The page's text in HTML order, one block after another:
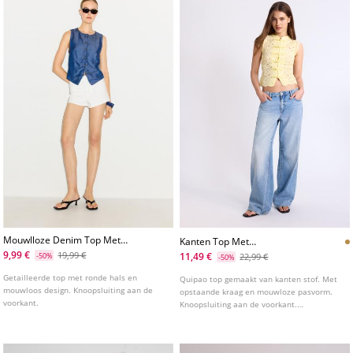
Mouwlloze Denim Top Met
Knopen
9,99 € -50% 19,99 €
Getailleerde top met ronde hals en
mouwloos design. Knoopsluiting aan de
voorkant.
Kanten Top Met
Houtjetouwtjeknopen
11,49 € -50% 22,99 €
Quipao top gemaakt van kanten stof. Met
opstaande kraag en mouwloze pasvorm.
Knoopsluiting aan de voorkant.